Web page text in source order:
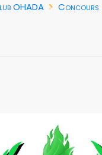
OHADA Concours